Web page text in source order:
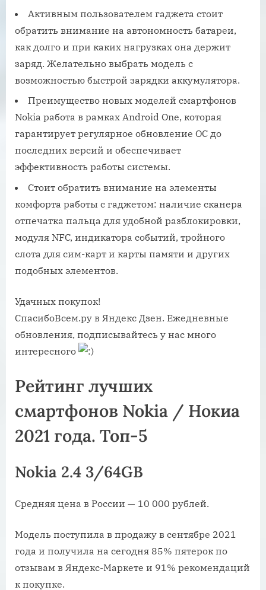
Активным пользователем гаджета стоит
обратить внимание на автономность батареи,
как долго и при каких нагрузках она держит
заряд. Желательно выбрать модель с
возможностью быстрой зарядки аккумулятора.
Преимущество новых моделей смартфонов
Nokia работа в рамках Android One, которая
гарантирует регулярное обновление ОС до
последних версий и обеспечивает
эффективность работы системы.
Стоит обратить внимание на элементы
комфорта работы с гаджетом: наличие сканера
отпечатка пальца для удобной разблокировки,
модуля NFC, индикатора событий, тройного
слота для сим-карт и карты памяти и других
подобных элементов.
Удачных покупок!
СпасибоВсем.ру в Яндекс Дзен. Ежедневные
обновления, подписывайтесь у нас много
интересного
Рейтинг лучших
смартфонов Nokia / Нокиа
2021 года. Топ-5
Nokia 2.4 3/64GB
Средняя цена в России — 10 000 рублей.
Модель поступила в продажу в сентябре 2021
года и получила на сегодня 85% пятерок по
отзывам в Яндекс-Маркете и 91% рекомендаций
к покупке.